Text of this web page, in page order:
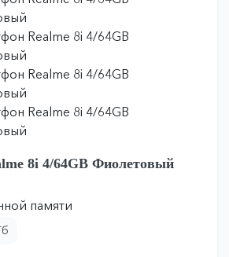
8i 4/64GB Фиолетовый
памяти